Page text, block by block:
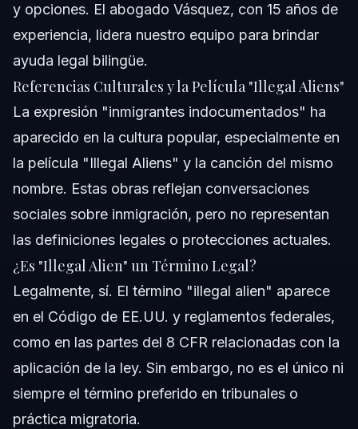
y opciones. El abogado Vásquez, con 15 años de
experiencia, lidera nuestro equipo para brindar
ayuda legal bilingüe.
Referencias Culturales y la Película "Illegal Aliens"
La expresión "inmigrantes indocumentados" ha
aparecido en la cultura popular, especialmente en
la película "Illegal Aliens" y la canción del mismo
nombre. Estas obras reflejan conversaciones
sociales sobre inmigración, pero no representan
las definiciones legales o protecciones actuales.
¿Es "Illegal Alien" un Término Legal?
Legalmente, sí. El término "illegal alien" aparece
en el Código de EE.UU. y reglamentos federales,
como en las partes del 8 CFR relacionadas con la
aplicación de la ley. Sin embargo, no es el único ni
siempre el término preferido en tribunales o
práctica migratoria.